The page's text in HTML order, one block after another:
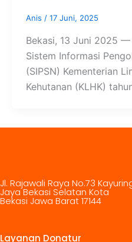
Anis / 17 Juni, 2025
Bekasi, 13 Juni 2025
Sistem Informasi
(SIPSN) Kementerian
Kehutanan (KLHK)
Jl. Rajawali Raya No.73
Jaya Bekasi Selatan Kota
Bekasi Jawa Barat 17144
Layanan Donatur